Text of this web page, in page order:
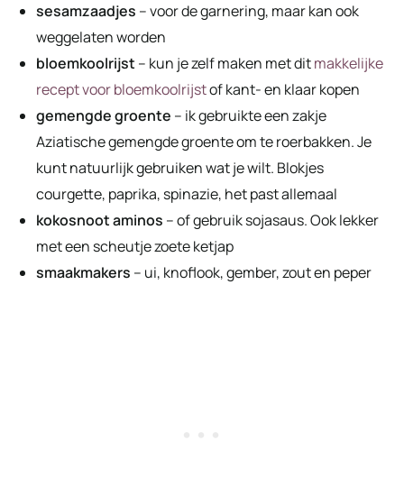
sesamzaadjes – voor de garnering, maar kan ook
weggelaten worden
bloemkoolrijst – kun je zelf maken met ditmakkelijke
recept voor bloemkoolrijstof kant- en klaar kopen
gemengde groente – ik gebruikte een zakje
Aziatische gemengde groente om te roerbakken. Je
kunt natuurlijk gebruiken wat je wilt. Blokjes
courgette, paprika, spinazie, het past allemaal
kokosnoot aminos – of gebruik sojasaus. Ook lekker
met een scheutje zoete ketjap
smaakmakers – ui, knoflook, gember, zout en peper